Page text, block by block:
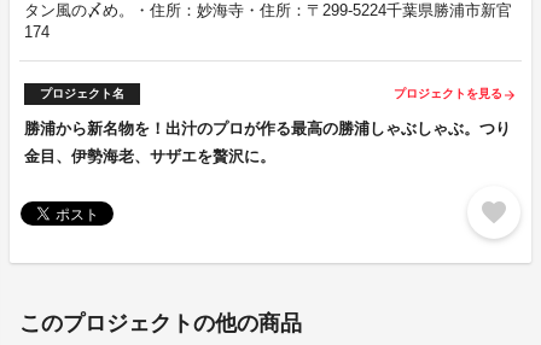
タン風の〆め。・住所：妙海寺・住所：〒299-5224千葉県勝浦市新官
174
プロジェクト名 プロジェクトを見る arrow_forward
勝浦から新名物を！出汁のプロが作る最高の勝浦しゃぶしゃぶ。つり
金目、伊勢海老、サザエを贅沢に。
favorite
このプロジェクトの他の商品